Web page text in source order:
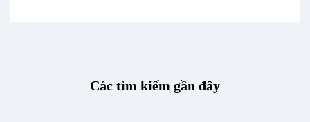
Các tìm kiếm gần đây